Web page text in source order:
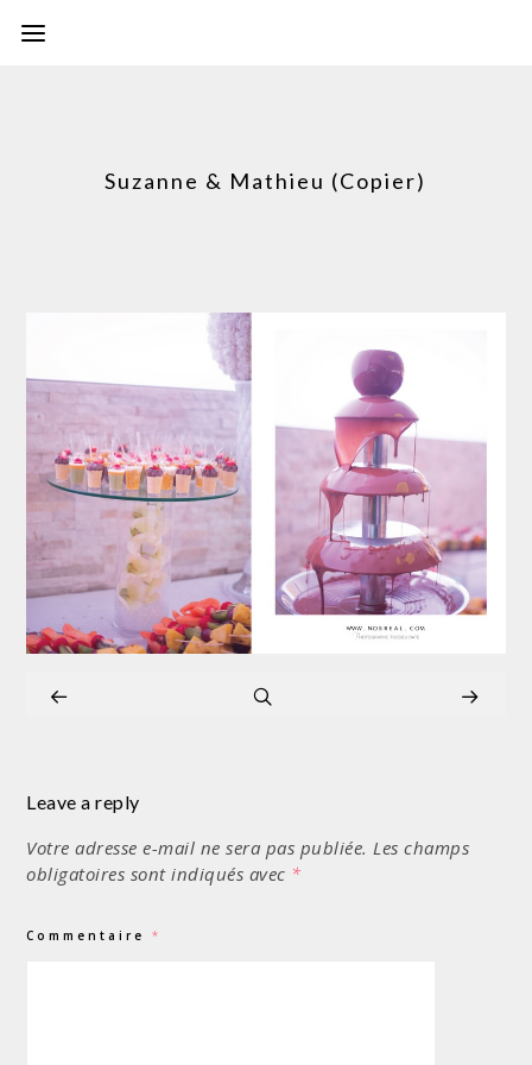
Suzanne & Mathieu (Copier)
Leave a reply
Votre adresse e-mail ne sera pas publiée. Les champs
obligatoires sont indiqués avec *
Commentaire*